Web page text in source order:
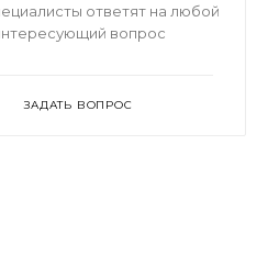
ответят на любой
вопрос
ЗАДАТЬ ВОПРОС